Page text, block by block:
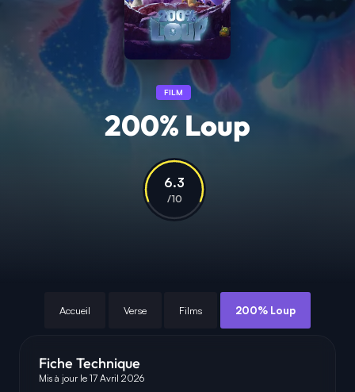
FILM
200% Loup
6.3
/10
Accueil Verse Films 200% Loup
Fiche Technique
Mis à jour le 17 Avril 2026